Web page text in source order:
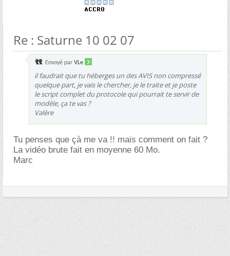
Re : Saturne 10 02 07
Envoyé par VLe
il faudrait que tu héberges un des AVIS non compressé
quelque part, je vais le chercher, je le traite et je poste
le script complet du protocole qui pourrait te servir de
modèle, ça te vas ?
Valère
Tu penses que çà me va !! mais comment on fait ?
La vidéo brute fait en moyenne 60 Mo.
Marc